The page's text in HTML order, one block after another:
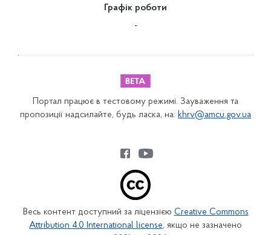
Графік роботи
-
Портал працює в тестовому режимі. Зауваження та
пропозиції надсилайте, будь ласка, на: khrv@amcu.gov.ua
Весь контент доступний за ліцензією Creative Commons
Attribution 4.0 International license, якщо не зазначено